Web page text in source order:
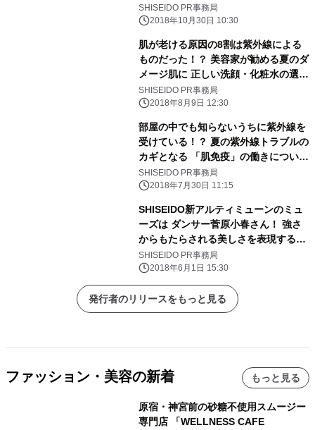
の対策とは？
SHISEIDO PR事務局
2018年10月30日 10:30
肌が老ける原因の8割は紫外線による
ものだった！？ 美容家が勧める夏のダ
メージ肌に 正しい洗顔・化粧水の選び
方とテクニック
SHISEIDO PR事務局
2018年8月9日 12:30
部屋の中でも知らないうちに紫外線を
受けている！？ 夏の紫外線トラブルの
カギとなる 「肌免疫」の働きについて
皮膚科医が解説
SHISEIDO PR事務局
2018年7月30日 11:15
SHISEIDO新アルティミューンのミュ
ーズは ダンサー菅原小春さん！ 強さ
からもたらされる美しさを表現する
「Strong Souls」 TVCM・WEB動画
公開
SHISEIDO PR事務局
2018年6月1日 15:30
発行者のリリースをもっと見る
ファッション・美容の新着 もっと見る
原宿・神宮前の砂糖不使用スムージー
専門店 「WELLNESS CAFE